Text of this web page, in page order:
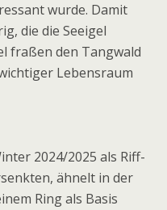
wurde. Damit
die die Seeigel
fraßen den Tangwald
Lebensraum
2024/2025 als Riff-
ähnelt in der
Ring als Basis